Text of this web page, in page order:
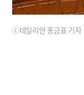
ⓒ데일리안 홍금표 기자